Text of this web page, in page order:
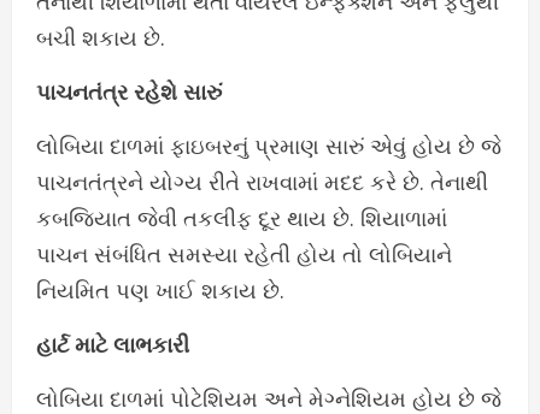
બચી શકાય છે.
પાચનતંત્ર રહેશે સારું
લોબિયા દાળમાં ફાઇબરનું પ્રમાણ સારું એવું હોય છે જે
પાચનતંત્રને યોગ્ય રીતે રાખવામાં મદદ કરે છે. તેનાથી
કબજિયાત જેવી તકલીફ દૂર થાય છે. શિયાળામાં
પાચન સંબંધિત સમસ્યા રહેતી હોય તો લોબિયાને
નિયમિત પણ ખાઈ શકાય છે.
હાર્ટ માટે લાભકારી
લોબિયા દાળમાં પોટેશિયમ અને મેગ્નેશિયમ હોય છે જે